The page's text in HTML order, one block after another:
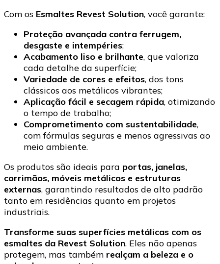
Com os Esmaltes Revest Solution, você garante:
Proteção avançada contra ferrugem,
desgaste e intempéries;
Acabamento liso e brilhante, que valoriza
cada detalhe da superfície;
Variedade de cores e efeitos, dos tons
clássicos aos metálicos vibrantes;
Aplicação fácil e secagem rápida, otimizando
o tempo de trabalho;
Comprometimento com sustentabilidade,
com fórmulas seguras e menos agressivas ao
meio ambiente.
Os produtos são ideais para portas, janelas,
corrimãos, móveis metálicos e estruturas
externas, garantindo resultados de alto padrão
tanto em residências quanto em projetos
industriais.
Transforme suas superfícies metálicas com os
esmaltes da Revest Solution. Eles não apenas
protegem, mas também realçam a beleza e o